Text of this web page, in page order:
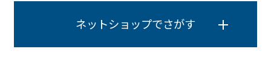
ネットショップでさがす